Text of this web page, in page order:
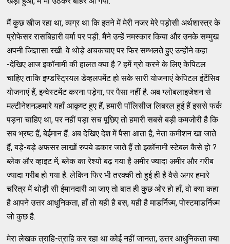
मैं कुछ खीज रहा था, व्यग्र था कि इतने में मेरी नजर मेरे पड़ोसी अर्थशास्त्र के
प्रोफेसर रासबिहारी वर्मा पर पड़ी. मैंने उन्हें नमस्कार किया और उनके सम्मुख
अपनी जिज्ञासा रखी. वे थोड़े अचकचाए पर फिर सम्भलते हुए उन्होंने कहा
-देखिए आज इकॉनामी की हालत क्या है ? हमें ग्रो करने के लिए केपिटल
चाहिए ताकि इण्डस्ट्रियल डेव्हलपमेंट हो सके सारी योजनाएं केपिटल इंटेंसिव
योजनाएं हैं, इन्वेस्टमेंट करना पड़ेगा, पर पैसा नहीं है. अब ग्लोबलाइजेशन से
मल्टीनेशनल्हमारे यहाँ आकृष्ट हुए हैं, हमारी पॉलिसीज लिबरल हुई हैं इससे फर्क
पड़ना चाहिए था, पर नहीं पड़ा सच पूछिए तो हमारी सबसे बड़ी कमजोरी है कि
सब भ्रष्ट हैं, बेईमान हैं. अब देखिए देश में पैसा आता है, नेता कमीशन खा जाते
हैं, बड़े-बड़े अफसर लाखों रुपये डकार जाते हैं तो इकॉनामी स्टेबल कैसे हो ?
ब्लेक और व्हाइट में, ब्लेक का रेश्यो बढ़ गया है अमीर ज्यादा अमीर और गरीब
ज्यादा गरीब हो गया है. लेकिन फिर भी तरक्की तो हुई ही है वैसे अगर हमारे
चरित्र में थोड़ी सी ईमानदारी आ जाए तो बात ही कुछ ओर हो हाँ, वो क्या कहा
है आपने उत्तर आधुनिकता, हाँ तो यही है बस, यही है माडर्निज्म, पोस्टमाडर्निज्म
जो कुछ है.
मेरा लेखक त्राहि-त्राहि कर रहा था कोई नहीं जानता, उत्तर आधुनिकता क्या